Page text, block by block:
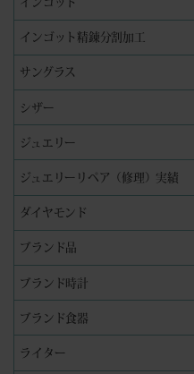
インゴット精錬分割加工
サングラス
シザー
ジュエリー
ジュエリーリペア（修理）実績
ダイヤモンド
ブランド品
ブランド時計
ブランド食器
ライター